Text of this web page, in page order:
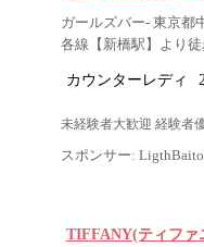
ガールズバー- 東京都
各線【新橋駅】より
カウンターレディ
未経験者大歓迎 経験者
スポンサー: LigthBaito
TIFFANY(ティファ